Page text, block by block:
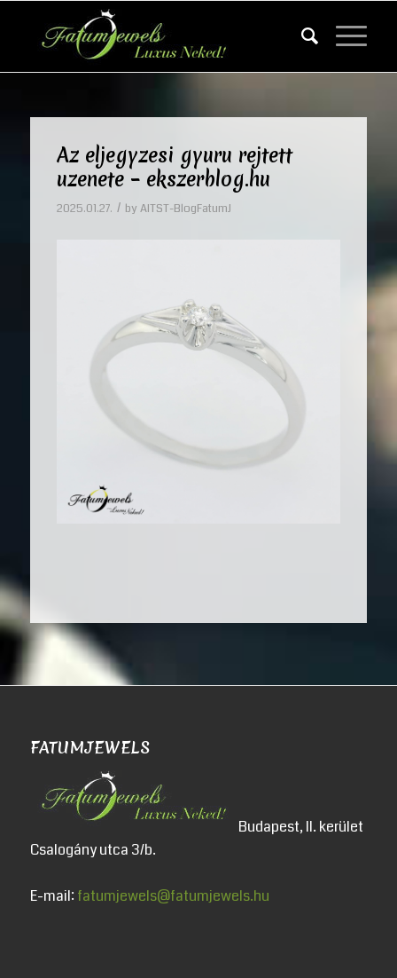
Az eljegyzesi gyuru rejtett
uzenete – ekszerblog.hu
2025.01.27. / by AITST-BlogFatumJ
FATUMJEWELS
Budapest, II. kerület
Csalogány utca 3/b.
E-mail: fatumjewels@fatumjewels.hu